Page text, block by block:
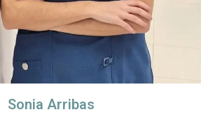
Sonia Arribas